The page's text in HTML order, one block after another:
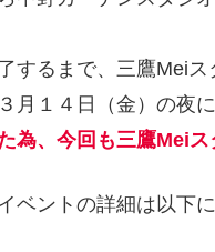
するまで、三鷹Meiス
月１４日（金）の夜に
為、今回も三鷹Meiス
ベントの詳細は以下に